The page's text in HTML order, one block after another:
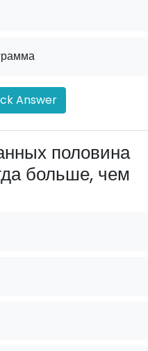
Answer
половина
больше, чем